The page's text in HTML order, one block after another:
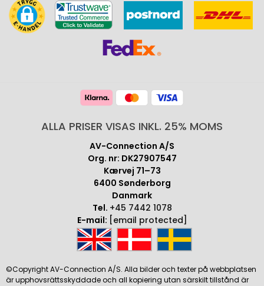
ALLA PRISER VISAS INKL. 25% MOMS
AV-Connection A/S
Org. nr: DK27907547
Kærvej 71–73
6400 Sønderborg
Danmark
Tel. +45 7442 1078
E-mail: [email protected]
©Copyright AV-Connection A/S. Alla bilder och texter på webbplatsen
är upphovsrättsskyddade och all kopiering utan särskilt tillstånd är